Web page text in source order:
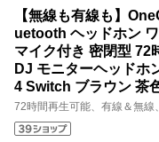
【無線も有線も】
uetooth ヘッドホン
マイク付き 密閉型 72
DJ モニターヘッドホ
4 Switch ブラウン 茶
72時間再生可能、有線＆無線